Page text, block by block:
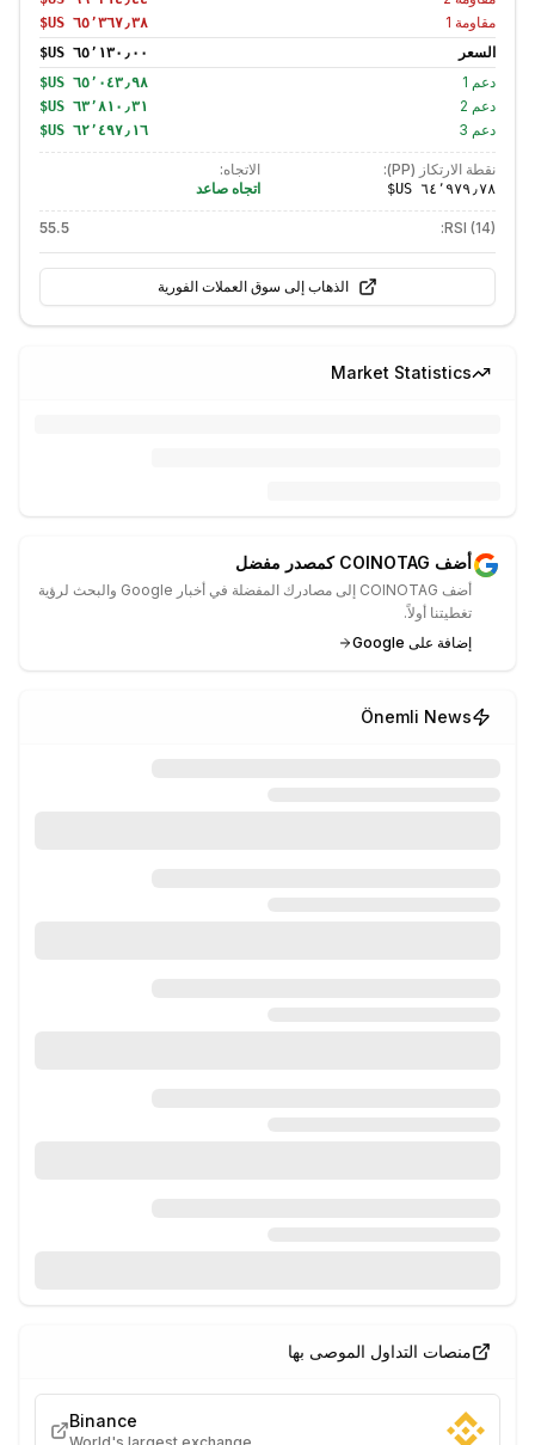
مقاومة 1
السعر
دعم 1
دعم 2
دعم 3
نقطة الارتكاز (PP):
الاتجاه:
اتجاه صاعد
RSI (14):
55.5
الذهاب إلى سوق العملات الفورية
Market Statistics
أضف COINOTAG كمصدر مفضل
أضف COINOTAG إلى مصادرك المفضلة في أخبار Google والبحث لرؤية
تغطيتنا أولاً.
إضافة على Google
Önemli News
منصات التداول الموصى بها
Binance